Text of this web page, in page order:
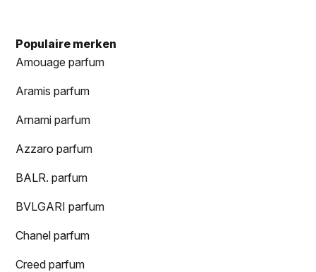
Populaire merken
Amouage parfum
Aramis parfum
Arnami parfum
Azzaro parfum
BALR. parfum
BVLGARI parfum
Chanel parfum
Creed parfum